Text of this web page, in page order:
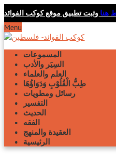
هنا وثبت تطبيق موقع كوكب الفوائد
Menu
المسموعات
السِيَر والأدب
العلم والعلماء
طِبُّ الْقُلُوْبِ وَدَوَاؤُهَا
رسائل ومطويات
التفسير
الحديث
الفقه
العقيدة والمنهج
الرئيسية